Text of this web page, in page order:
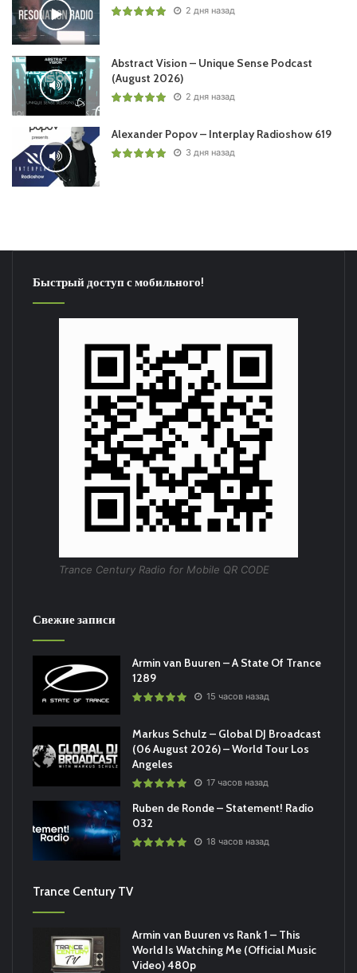
2 дня назад
Abstract Vision – Unique Sense Podcast
(August 2026)
2 дня назад
Alexander Popov – Interplay Radioshow 619
3 дня назад
Быстрый доступ с мобильного!
Trance Century Radio for Mobile QR CODE
Свежие записи
Armin van Buuren – A State Of Trance
1289
15 часов назад
Markus Schulz – Global DJ Broadcast
(06 August 2026) – World Tour Los
Angeles
17 часов назад
Ruben de Ronde – Statement! Radio
032
18 часов назад
Trance Century TV
Armin van Buuren vs Rank 1 – This
World Is Watching Me (Official Music
Video) 480p